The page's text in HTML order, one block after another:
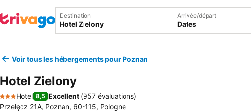
Destination Arrivée/départ
Dates
Voir tous les hébergements pour Poznan
Hotel Zielony
3 Étoiles
Hotel 8,5 Excellent (957 évaluations)
Przełęcz 21A, Poznan, 60-115, Pologne